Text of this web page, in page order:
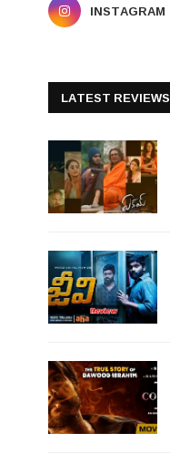
INSTAGRAM
LATEST REVIEWS